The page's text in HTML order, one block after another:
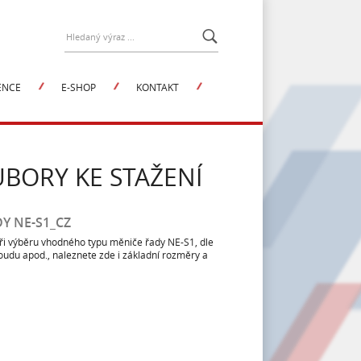
pro
E-SHOP KONTAKT
KE STAŽENÍ
NE-S1_CZ
vhodného typu měniče řady NE-S1, dle
apod., naleznete zde i základní rozměry a